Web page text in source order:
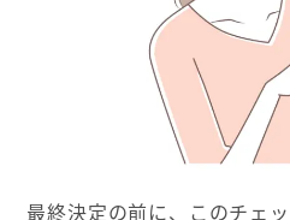
最終決定の前に、このチェ